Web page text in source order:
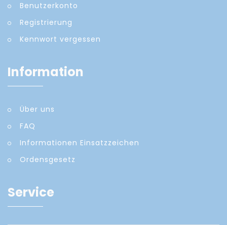
Benutzerkonto
Registrierung
Kennwort vergessen
Information
Über uns
FAQ
Informationen Einsatzzeichen
Ordensgesetz
Service